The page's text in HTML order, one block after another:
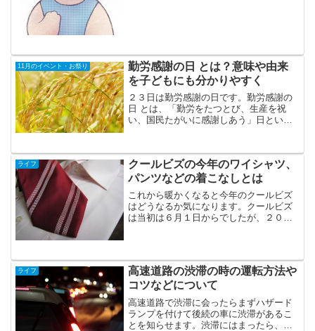
11月のイベント・お祭り
勤労感謝の日 とは？意味や由来
を子どもにも分かりやすく
２３日は勤労感謝の日です。勤労感謝の
日 とは、「勤労をたつとび、生産を祝
い、国民たがいに感謝しあう」日という
す。子どもに説明するために物語を考え
てみました。
ライフ
クールビズの今年のワイシャツ、
パンツなどの着こなしとは
これから暖かくなると今年のクールビズ
はどうなるか気になります。クールビズ
は当初は６月１日からでしたが、２０１
ントを書いてみたいと思います。
ライフ
高速道路の渋滞の時の運転方法や
コツなどについて
高速道路で渋滞に会ったらまずハザード
ランプを付けて後続の車に渋滞があるこ
とを知らせます。渋滞にはまったら、む